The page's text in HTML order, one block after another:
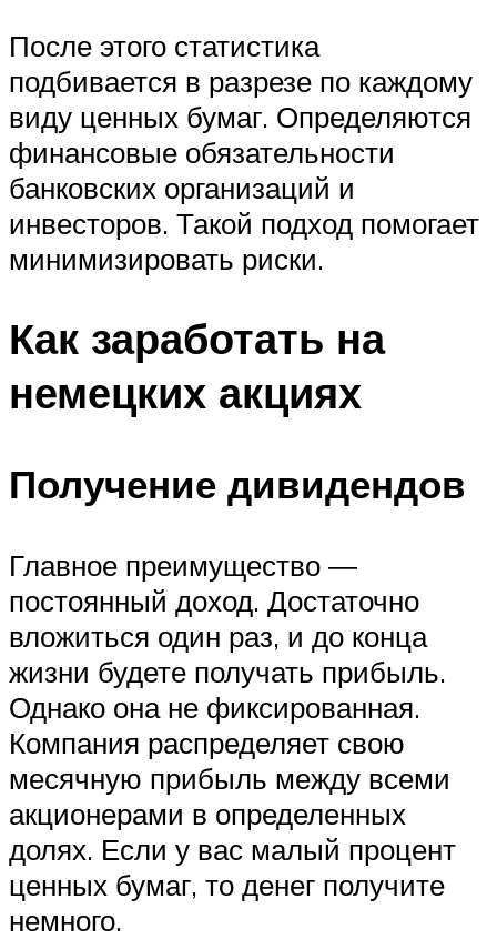
После этого статистика
подбивается в разрезе по каждому
виду ценных бумаг. Определяются
финансовые обязательности
банковских организаций и
инвесторов. Такой подход помогает
минимизировать риски.
Как заработать на
немецких акциях
Получение дивидендов
Главное преимущество ―
постоянный доход. Достаточно
вложиться один раз, и до конца
жизни будете получать прибыль.
Однако она не фиксированная.
Компания распределяет свою
месячную прибыль между всеми
акционерами в определенных
долях. Если у вас малый процент
ценных бумаг, то денег получите
немного.